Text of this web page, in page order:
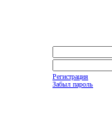
Регистрация
Забыл пароль